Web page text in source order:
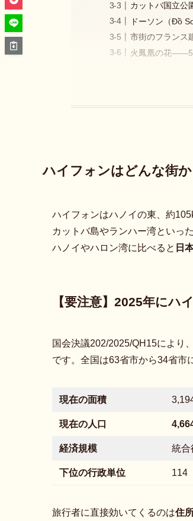
カットバ国立公
ドーソン（Đồ
市街のフランス
火鳳凰の花——5
ハイフォンはどんな街か
ハイフォンはハノイの東、約
カットバ島やランハー湾といっ
ハノイやハロン湾に比べると 日
【要注意】2025年にハ
国会決議202/2025/QH15により
です。全国は63省市から34省市
現在の面積
現在の人口
経済規模 統合
下位の行政単位 114
旅行者に直接効いてくるのは住